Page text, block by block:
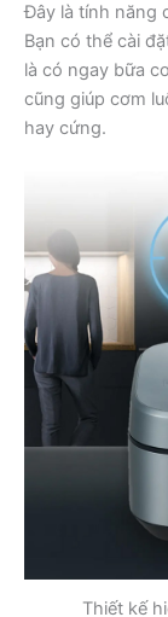
Đây là tính năng
Bạn có thể cài
là có ngay bữa
cũng giúp cơm
hay cứng.
Thiết kế